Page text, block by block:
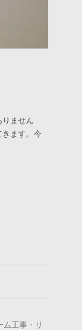
りません
きます。今
ム工事・リ